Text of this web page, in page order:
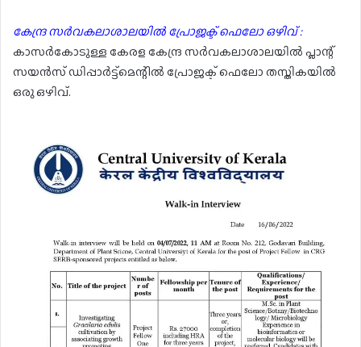
കേന്ദ്ര സർവകലാശാലയിൽ പ്രോജക്ട് ഫെലോ ഒഴിവ് :
കാസർകോടുള്ള കേരള കേന്ദ്ര സർവകലാശാലയിൽ പ്ലാന്റ്
സയൻസ് ഡിപ്പാർട്ട്മെന്റിൽ പ്രോജക്ട് ഫെലോ തസ്തികയിൽ
ഒരു ഒഴിവ്.